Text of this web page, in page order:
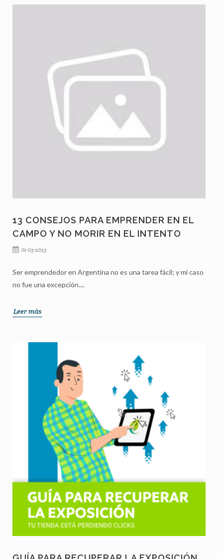
13 CONSEJOS PARA EMPRENDER EN EL
CAMPO Y NO MORIR EN EL INTENTO
01-03-2023
Ser emprendedor en Argentina no es una tarea fácil; y mi caso
no fue una excepción....
Leer más